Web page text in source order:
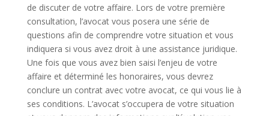
de discuter de votre affaire. Lors de votre première
consultation, l’avocat vous posera une série de
questions afin de comprendre votre situation et vous
indiquera si vous avez droit à une assistance juridique.
Une fois que vous avez bien saisi l’enjeu de votre
affaire et déterminé les honoraires, vous devrez
conclure un contrat avec votre avocat, ce qui vous lie à
ses conditions. L’avocat s’occupera de votre situation